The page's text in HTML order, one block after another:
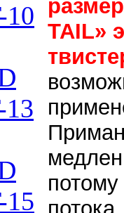
10
15
TAIL»